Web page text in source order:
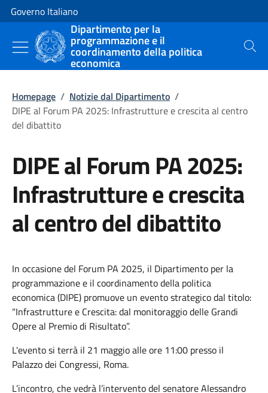
Vai al contenuto
Vai alla navigazione del sito
Governo Italiano
Dipartimento per la
programmazione e il
coordinamento della politica
economica
Cerca
Homepage / Notizie dal Dipartimento /
DIPE al Forum PA 2025: Infrastrutture e crescita al centro
del dibattito
DIPE al Forum PA 2025:
Infrastrutture e crescita
al centro del dibattito
In occasione del Forum PA 2025, il Dipartimento per la
programmazione e il coordinamento della politica
economica (DIPE) promuove un evento strategico dal titolo:
“Infrastrutture e Crescita: dal monitoraggio delle Grandi
Opere al Premio di Risultato”.
L'evento si terrà il 21 maggio alle ore 11:00 presso il
Palazzo dei Congressi, Roma.
L’incontro, che vedrà l’intervento del senatore Alessandro